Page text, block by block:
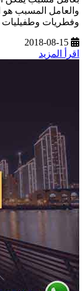
والعامل المسبب هو
وفطريات
2018-08-15
اقرأ المزيد